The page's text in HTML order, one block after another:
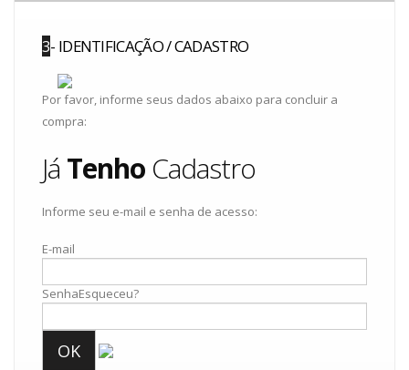
3- IDENTIFICAÇÃO / CADASTRO
Por favor, informe seus dados abaixo para concluir a
compra:
Já Tenho Cadastro
Informe seu e-mail e senha de acesso:
E-mail
SenhaEsqueceu?
OK